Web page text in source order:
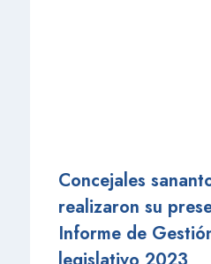
Concejales
realizaron su
Informe de